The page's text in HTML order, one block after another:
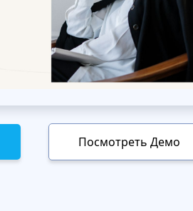
Посмотреть Демо